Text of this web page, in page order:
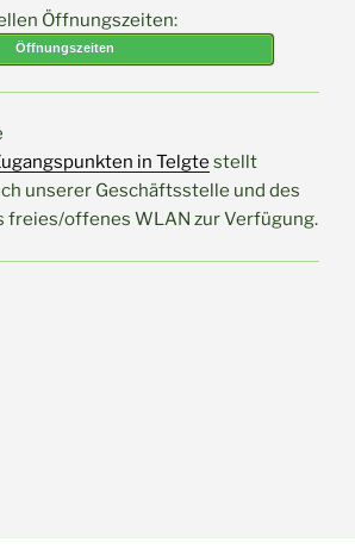
Öffnungszeiten:
Öffnungszeiten
in Telgte stellt
unserer Geschäftsstelle und des
freies/offenes WLAN zur Verfügung.